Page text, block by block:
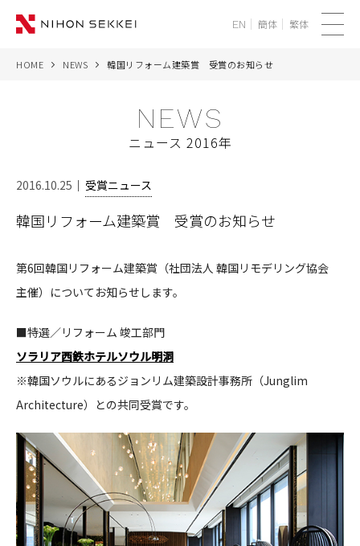
CORPORATE
RECRUIT
CONTACT
コンプライアンスポリシー プライバシーポリシー ご利用規約
EN 簡体 繁体
HOME NEWS 韓国リフォーム建築賞 受賞のお知らせ
NEWS
ニュース 2016年
2016.10.25 受賞ニュース
韓国リフォーム建築賞 受賞のお知らせ
第6回韓国リフォーム建築賞（社団法人 韓国リモデリング協会
主催）についてお知らせします。
■特選／リフォーム 竣工部門
ソラリア西鉄ホテルソウル明洞
※韓国ソウルにあるジョンリム建築設計事務所（Junglim
Architecture）との共同受賞です。